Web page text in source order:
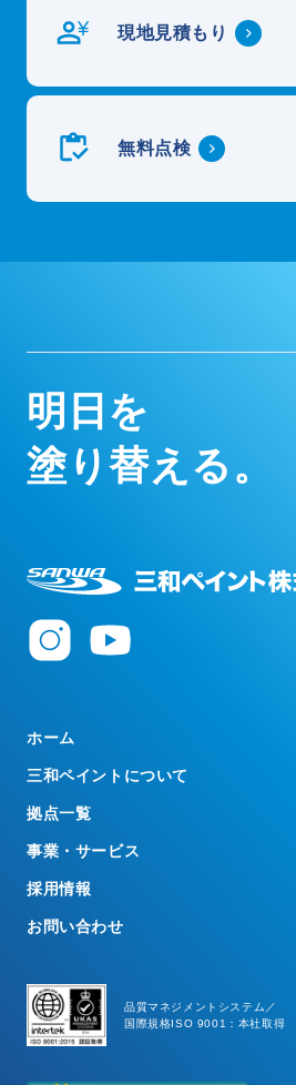
現地見積もり
無料点検
明 日 を
塗り替え る。
ホーム
三和ペイントについて
拠点一覧
事業・サービス
採用情報
お問い合わせ
品質マネジメントシステム／
国際規格ISO 9001：本社取得